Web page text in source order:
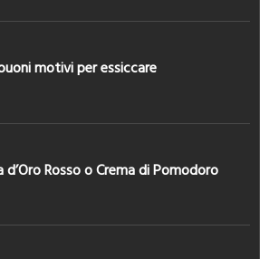
motivi per essiccare
d’Oro Rosso o Crema di Pomodoro